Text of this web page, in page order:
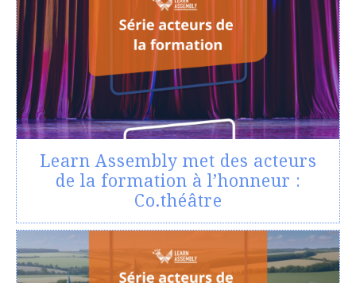
Learn Assembly met des acteurs
de la formation à l’honneur :
Co.théâtre